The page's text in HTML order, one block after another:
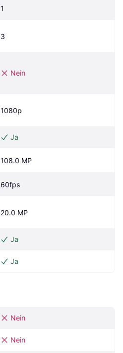
1
3
Nein
1080p
Ja
108.0 MP
60fps
20.0 MP
Ja
Ja
Nein
Nein